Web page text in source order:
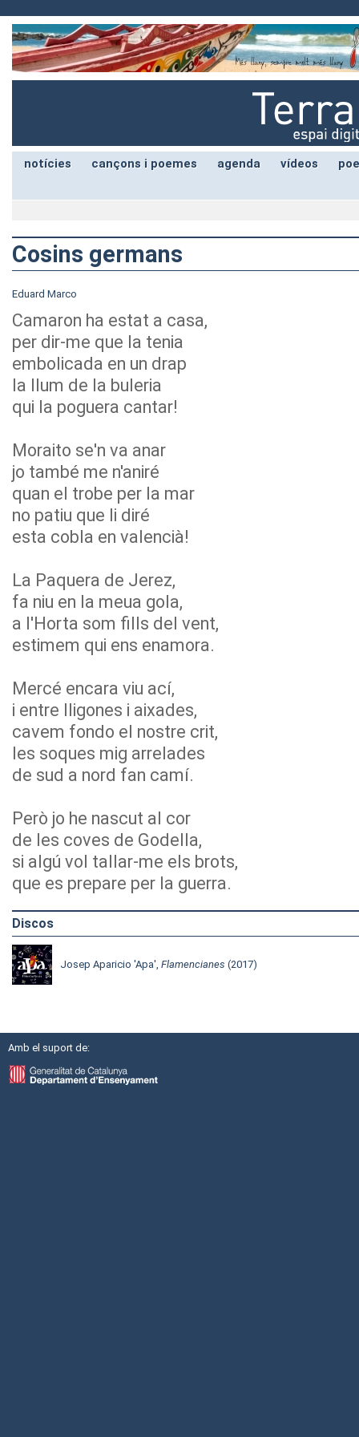
notícies cançons i poemes agenda vídeos
Cosins germans
Eduard Marco
Camaron ha estat a casa,
per dir-me que la tenia
embolicada en un drap
la llum de la buleria
qui la poguera cantar!
Moraito se'n va anar
jo també me n'aniré
quan el trobe per la mar
no patiu que li diré
esta cobla en valencià!
La Paquera de Jerez,
fa niu en la meua gola,
a l'Horta som fills del vent,
estimem qui ens enamora.
Mercé encara viu ací,
i entre lligones i aixades,
cavem fondo el nostre crit,
les soques mig arrelades
de sud a nord fan camí.
Però jo he nascut al cor
de les coves de Godella,
si algú vol tallar-me els brots,
que es prepare per la guerra.
Discos
Josep Aparicio 'Apa', Flamencianes (2017)
Amb el suport de: